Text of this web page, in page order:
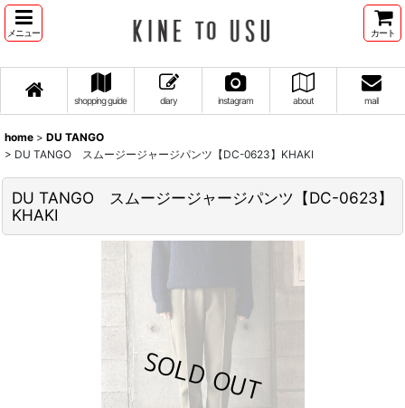
メニュー カート
shopping guide diary instagram about mail
home > DU TANGO
> DU TANGO スムージージャージパンツ【DC-0623】KHAKI
DU TANGO スムージージャージパンツ【DC-0623】
KHAKI